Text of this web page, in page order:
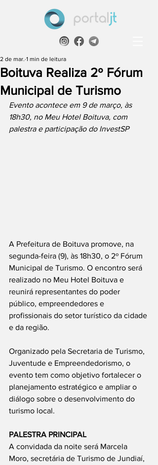
Boituva Realiza 2º Fórum
Municipal de Turismo
2 de mar. 1 min de leitura
Evento acontece em 9 de março, às
18h30, no Meu Hotel Boituva, com
palestra e participação do InvestSP
A Prefeitura de Boituva promove, na
segunda-feira (9), às 18h30, o 2º Fórum
Municipal de Turismo. O encontro será
realizado no Meu Hotel Boituva e
reunirá representantes do poder
público, empreendedores e
profissionais do setor turístico da cidade
e da região.
Organizado pela Secretaria de Turismo,
Juventude e Empreendedorismo, o
evento tem como objetivo fortalecer o
planejamento estratégico e ampliar o
diálogo sobre o desenvolvimento do
turismo local.
PALESTRA PRINCIPAL
A convidada da noite será Marcela
Moro, secretária de Turismo de Jundiaí,